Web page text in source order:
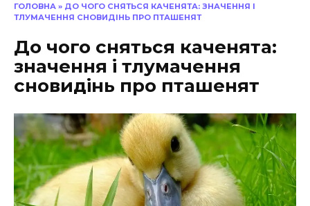
ГОЛОВНА » ДО ЧОГО СНЯТЬСЯ КАЧЕНЯТА: ЗНАЧЕННЯ І
ТЛУМАЧЕННЯ СНОВИДІНЬ ПРО ПТАШЕНЯТ
До чого сняться каченята:
значення і тлумачення
сновидінь про пташенят